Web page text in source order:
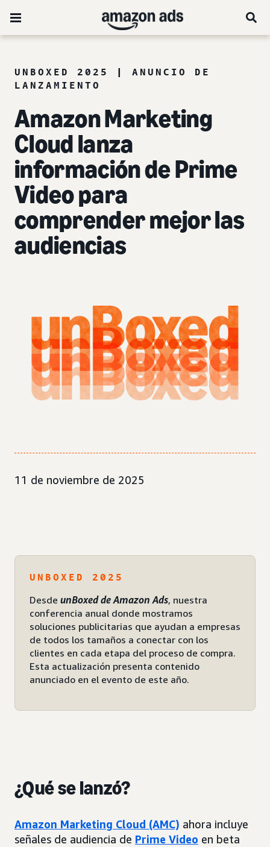
UNBOXED 2025 | ANUNCIO DE
LANZAMIENTO
Amazon Marketing
Cloud lanza
información de Prime
Video para
comprender mejor las
audiencias
11 de noviembre de 2025
UNBOXED 2025
Desde unBoxed de Amazon Ads, nuestra
conferencia anual donde mostramos
soluciones publicitarias que ayudan a empresas
de todos los tamaños a conectar con los
clientes en cada etapa del proceso de compra.
Esta actualización presenta contenido
anunciado en el evento de este año.
¿Qué se lanzó?
Amazon Marketing Cloud (AMC) ahora incluye
señales de audiencia de Prime Video en beta